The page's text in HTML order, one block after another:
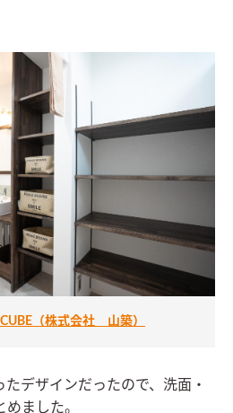
（株式会社 山築）
デザインだったので、洗面・
ました。